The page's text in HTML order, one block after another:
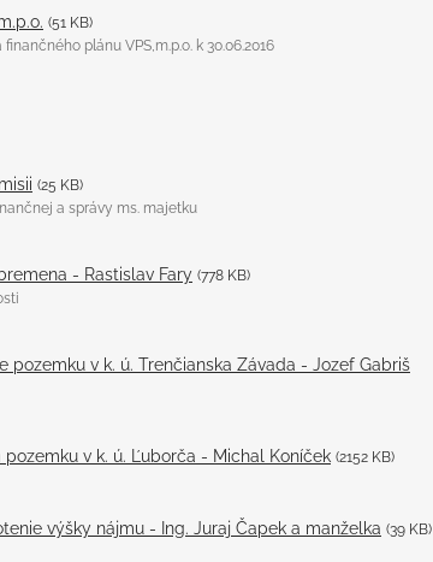
(51 KB)
plánu VPS,m.p.o. k 30.06.2016
(25 KB)
a správy ms. majetku
- Rastislav Fary (778 KB)
pozemku v k. ú. Trenčianska Závada - Jozef Gabriš
v k. ú. Ľuborča - Michal Koníček (2152 KB)
výšky nájmu - Ing. Juraj Čapek a manželka (39 KB)